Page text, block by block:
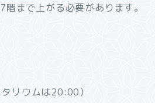
まで上がる必要があります。
リウムは20:00）